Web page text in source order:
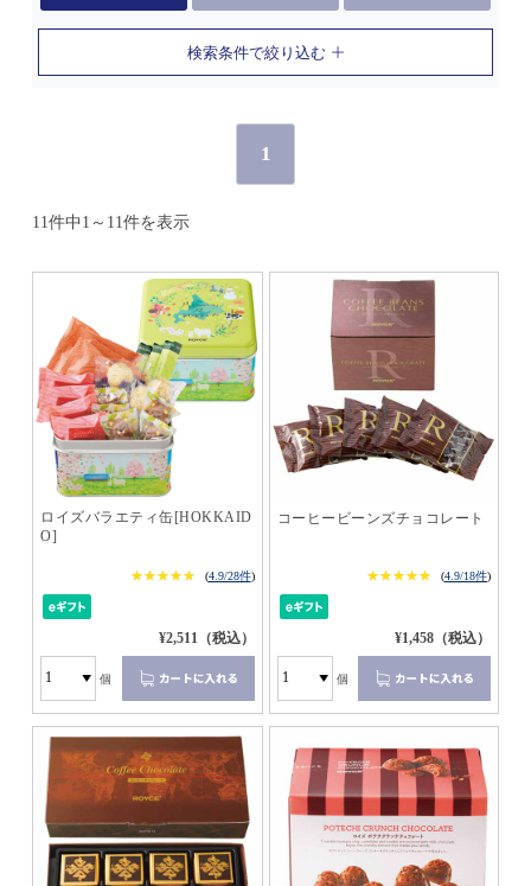
検索条件で絞り込む
1
11件中1～11件を表示
ロイズバラエティ缶[HOKKAID
O]
★★★★★
★★★★★ (4.9/28件)
¥2,511（税込）
個
コーヒービーンズチョコレート
★★★★★
★★★★★ (4.9/18件)
¥1,458（税込）
個